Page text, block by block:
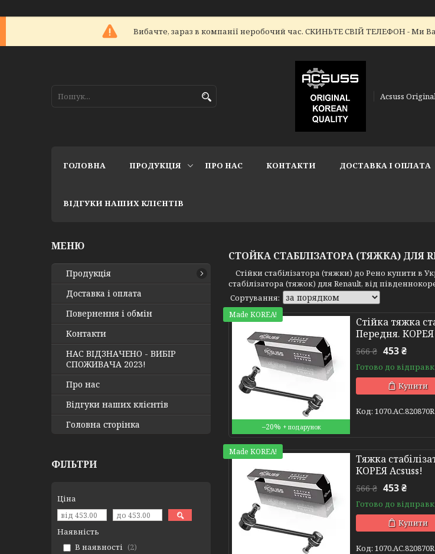
Вибачте, зараз в компанії неробочий час. СКИНЬТЕ СВІЙ ТЕЛЕФОН -
Acsuss
ГОЛОВНА ПРОДУКЦІЯ ПРО НАС КОНТАКТИ ДОСТАВКА І ОПЛАТА
ВІДГУКИ НАШИХ КЛІЄНТІВ
СТОЙКА СТАБІЛІЗАТОРА (ТЯЖКА) ДЛЯ
Стійки стабілізатора (тяжки) до Рено купити в
стабілізатора (тяжок) для Renault, від
Made KOREA!
–20%
Стійка тяжка
Передня. КОРЕЯ
566 ₴ 453 ₴
Готово до
Купити
1070.AC.820870R
Made KOREA!
Тяжка
КОРЕЯ Acsuss!
566 ₴ 453 ₴
Готово до
Купити
1070.AC.820870R
Продукція
Доставка і оплата
Повернення і обмін
Контакти
НАС ВІДЗНАЧЕНО - ВИБІР
СПОЖИВАЧА 2023!
Про нас
Відгуки наших клієнтів
Головна сторінка
ФІЛЬТРИ
Ціна
Наявність
В наявності
2